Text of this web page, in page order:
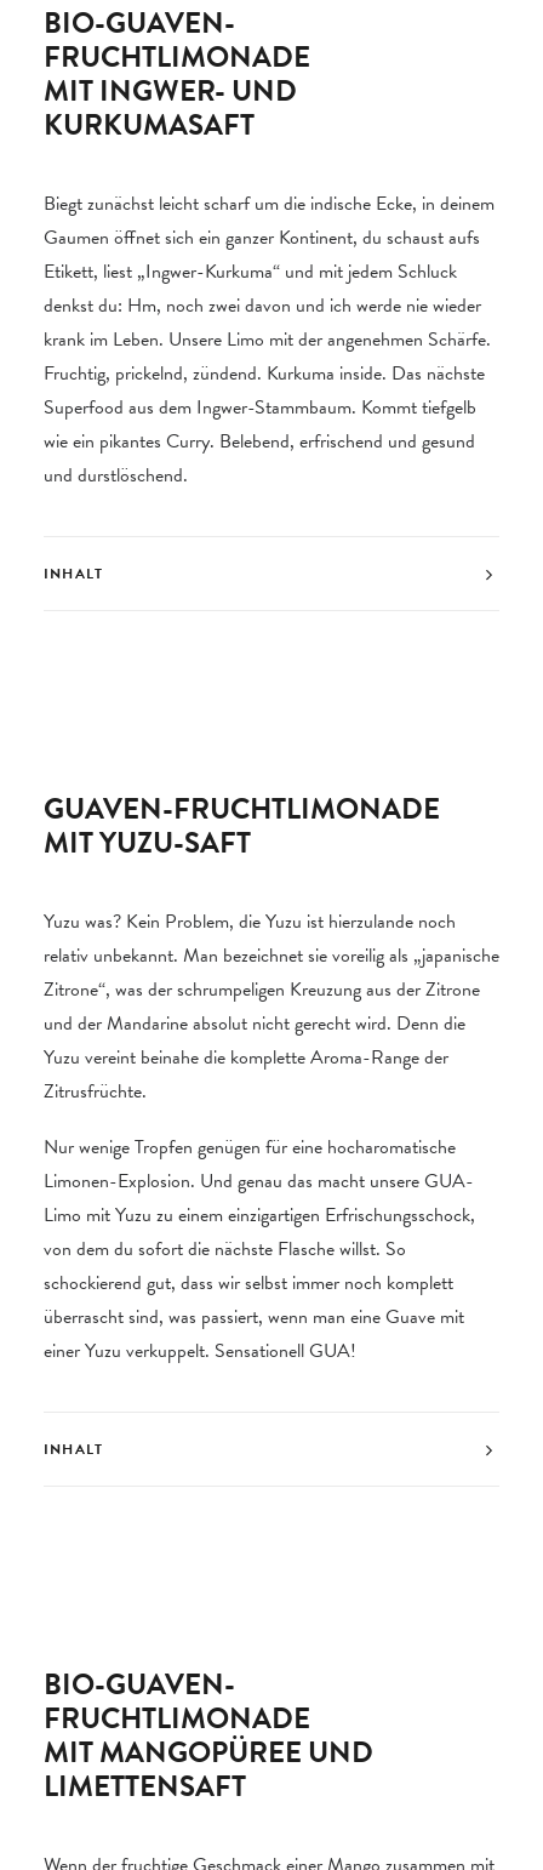
BIO-GUAVEN-
FRUCHTLIMONADE
MIT INGWER- UND
KURKUMASAFT
Biegt zunächst leicht scharf um die indische Ecke, in deinem
Gaumen öffnet sich ein ganzer Kontinent, du schaust aufs
Etikett, liest „Ingwer-Kurkuma“ und mit jedem Schluck
denkst du: Hm, noch zwei davon und ich werde nie wieder
krank im Leben. Unsere Limo mit der angenehmen Schärfe.
Fruchtig, prickelnd, zündend. Kurkuma inside. Das nächste
Superfood aus dem Ingwer-Stammbaum. Kommt tiefgelb
wie ein pikantes Curry. Belebend, erfrischend und gesund
und durstlöschend.
INHALT
GUAVEN-FRUCHTLIMONADE
MIT YUZU-SAFT
Yuzu was? Kein Problem, die Yuzu ist hierzulande noch
relativ unbekannt. Man bezeichnet sie voreilig als „japanische
Zitrone“, was der schrumpeligen Kreuzung aus der Zitrone
und der Mandarine absolut nicht gerecht wird. Denn die
Yuzu vereint beinahe die komplette Aroma-Range der
Zitrusfrüchte.
Nur wenige Tropfen genügen für eine hocharomatische
Limonen-Explosion. Und genau das macht unsere GUA-
Limo mit Yuzu zu einem einzigartigen Erfrischungsschock,
von dem du sofort die nächste Flasche willst. So
schockierend gut, dass wir selbst immer noch komplett
überrascht sind, was passiert, wenn man eine Guave mit
einer Yuzu verkuppelt. Sensationell GUA!
INHALT
BIO-GUAVEN-
FRUCHTLIMONADE
MIT MANGOPÜREE UND
LIMETTENSAFT